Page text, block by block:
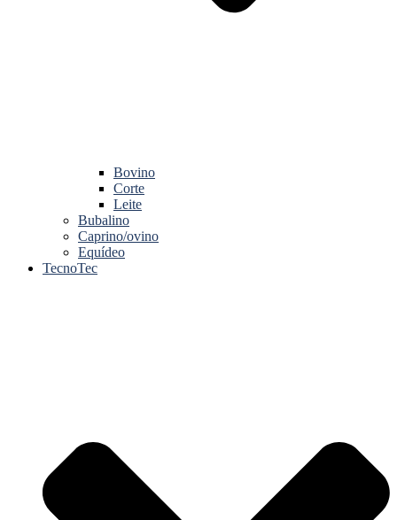
Bovino
Corte
Leite
Bubalino
Caprino/ovino
Equídeo
TecnoTec